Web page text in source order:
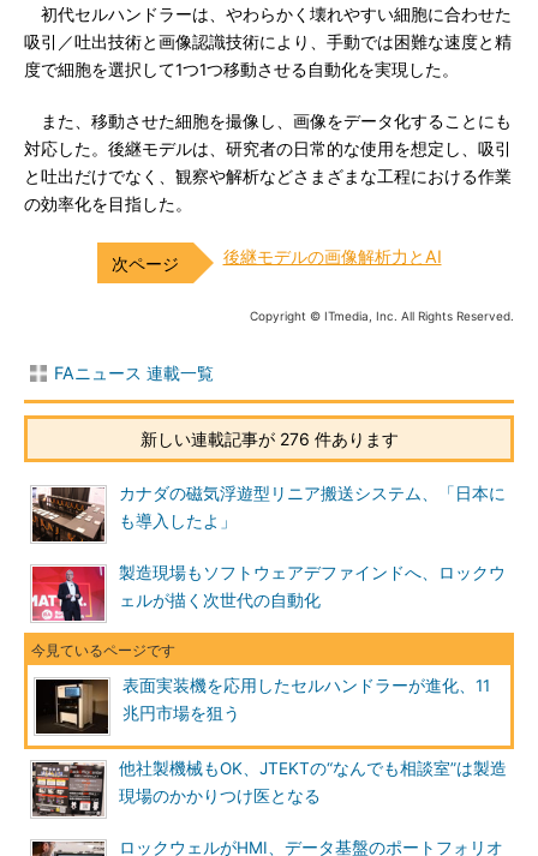
初代セルハンドラーは、やわらかく壊れやすい細胞に合わせた
吸引／吐出技術と画像認識技術により、手動では困難な速度と精
度で細胞を選択して1つ1つ移動させる自動化を実現した。
また、移動させた細胞を撮像し、画像をデータ化することにも
対応した。後継モデルは、研究者の日常的な使用を想定し、吸引
と吐出だけでなく、観察や解析などさまざまな工程における作業
の効率化を目指した。
後継モデルの画像解析力とAI
Copyright © ITmedia, Inc. All Rights Reserved.
FAニュース 連載一覧
新しい連載記事が 276 件あります
カナダの磁気浮遊型リニア搬送システム、「日本に
も導入したよ」
製造現場もソフトウェアデファインドへ、ロックウ
ェルが描く次世代の自動化
表面実装機を応用したセルハンドラーが進化、11
兆円市場を狙う
他社製機械もOK、JTEKTの“なんでも相談室”は製造
現場のかかりつけ医となる
ロックウェルがHMI、データ基盤のポートフォリオ